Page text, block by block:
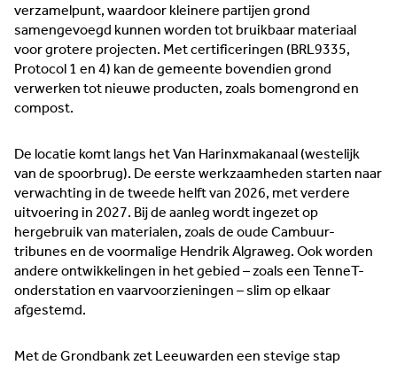
verzamelpunt, waardoor kleinere partijen grond
samengevoegd kunnen worden tot bruikbaar materiaal
voor grotere projecten. Met certificeringen (BRL9335,
Protocol 1 en 4) kan de gemeente bovendien grond
verwerken tot nieuwe producten, zoals bomengrond en
compost.
De locatie komt langs het Van Harinxmakanaal (westelijk
van de spoorbrug). De eerste werkzaamheden starten naar
verwachting in de tweede helft van 2026, met verdere
uitvoering in 2027. Bij de aanleg wordt ingezet op
hergebruik van materialen, zoals de oude Cambuur-
tribunes en de voormalige Hendrik Algraweg. Ook worden
andere ontwikkelingen in het gebied – zoals een TenneT-
onderstation en vaarvoorzieningen – slim op elkaar
afgestemd.
Met de Grondbank zet Leeuwarden een stevige stap